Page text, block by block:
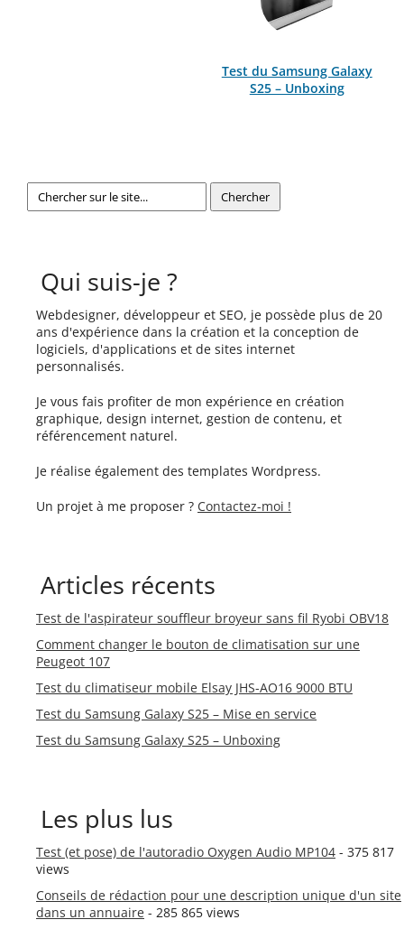
Test du Samsung Galaxy
S25 – Unboxing
Qui suis-je ?
Webdesigner, développeur et SEO, je possède plus de 20
ans d'expérience dans la création et la conception de
logiciels, d'applications et de sites internet
personnalisés.
Je vous fais profiter de mon expérience en création
graphique, design internet, gestion de contenu, et
référencement naturel.
Je réalise également des templates Wordpress.
Un projet à me proposer ? Contactez-moi !
Articles récents
Test de l'aspirateur souffleur broyeur sans fil Ryobi OBV18
Comment changer le bouton de climatisation sur une
Peugeot 107
Test du climatiseur mobile Elsay JHS-AO16 9000 BTU
Test du Samsung Galaxy S25 – Mise en service
Test du Samsung Galaxy S25 – Unboxing
Les plus lus
Test (et pose) de l'autoradio Oxygen Audio MP104 - 375 817
views
Conseils de rédaction pour une description unique d'un site
dans un annuaire - 285 865 views